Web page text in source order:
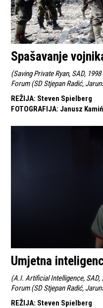
Spašavanje
(Saving Private Ryan, SAD,
Forum (SD Stjepan Radić,
REŽIJA: Steven Spielberg
FOTOGRAFIJA: Janusz
Umjetna
(A.I. Artificial Intelligence,
Forum (SD Stjepan Radić,
REŽIJA: Steven Spielberg